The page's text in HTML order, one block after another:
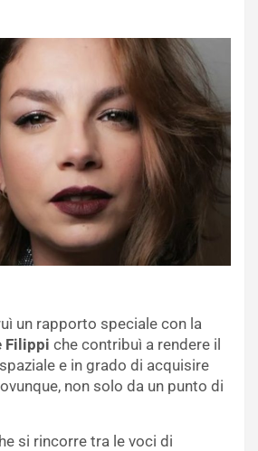
un rapporto speciale con la
Filippi che contribuì a rendere il
e in grado di acquisire
non solo da un punto di
si rincorre tra le voci di